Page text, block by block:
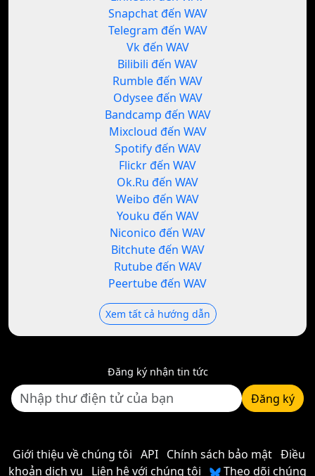
Snapchat đến WAV
Telegram đến WAV
Vk đến WAV
Bilibili đến WAV
Rumble đến WAV
Odysee đến WAV
Bandcamp đến WAV
Mixcloud đến WAV
Spotify đến WAV
Flickr đến WAV
Ok.Ru đến WAV
Weibo đến WAV
Youku đến WAV
Niconico đến WAV
Bitchute đến WAV
Rutube đến WAV
Peertube đến WAV
Xem tất cả hướng dẫn
Đăng ký nhận tin tức
Đăng ký
Giới thiệu về chúng tôi API Chính sách bảo mật Điều
khoản dịch vụ
Liên hệ với chúng tôi Theo dõi chúng